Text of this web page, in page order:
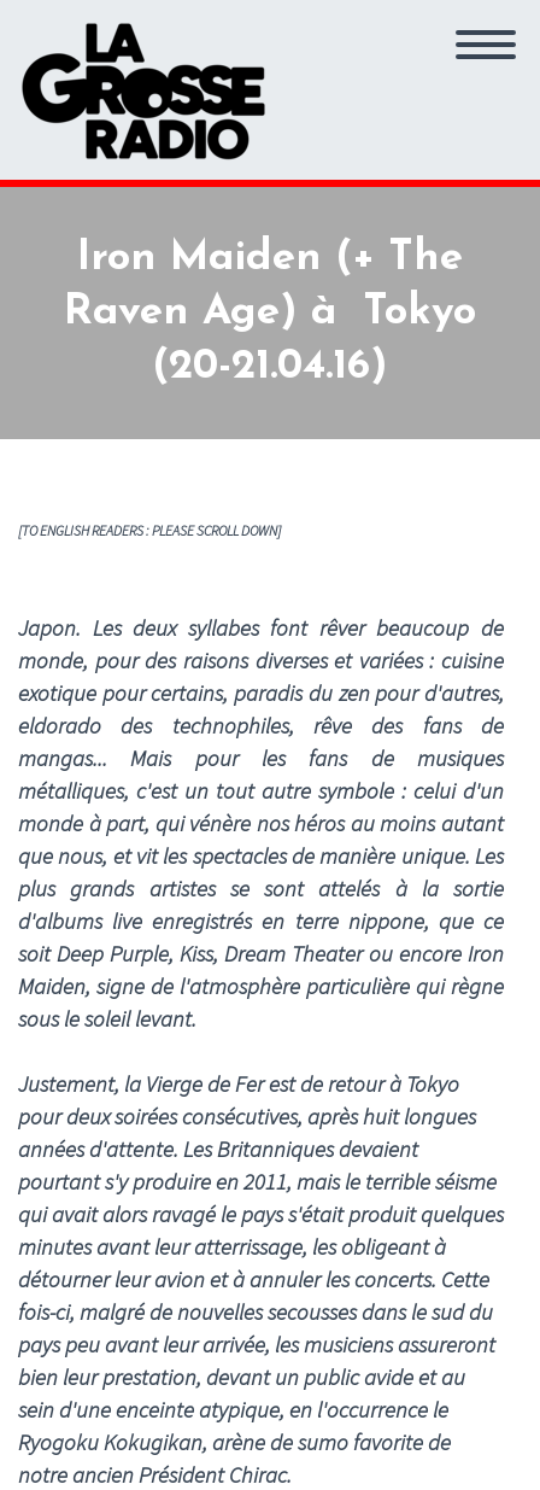
Iron Maiden (+ The
Raven Age) à Tokyo
(20-21.04.16)
[TO ENGLISH READERS : PLEASE SCROLL DOWN]
Japon. Les deux syllabes font rêver beaucoup de
monde, pour des raisons diverses et variées : cuisine
exotique pour certains, paradis du zen pour d'autres,
eldorado des technophiles, rêve des fans de
mangas... Mais pour les fans de musiques
métalliques, c'est un tout autre symbole : celui d'un
monde à part, qui vénère nos héros au moins autant
que nous, et vit les spectacles de manière unique. Les
plus grands artistes se sont attelés à la sortie
d'albums live enregistrés en terre nippone, que ce
soit Deep Purple, Kiss, Dream Theater ou encore Iron
Maiden, signe de l'atmosphère particulière qui règne
sous le soleil levant.
Justement, la Vierge de Fer est de retour à Tokyo
pour deux soirées consécutives, après huit longues
années d'attente. Les Britanniques devaient
pourtant s'y produire en 2011, mais le terrible séisme
qui avait alors ravagé le pays s'était produit quelques
minutes avant leur atterrissage, les obligeant à
détourner leur avion et à annuler les concerts. Cette
fois-ci, malgré de nouvelles secousses dans le sud du
pays peu avant leur arrivée, les musiciens assureront
bien leur prestation, devant un public avide et au
sein d'une enceinte atypique, en l'occurrence le
Ryogoku Kokugikan, arène de sumo favorite de
notre ancien Président Chirac.